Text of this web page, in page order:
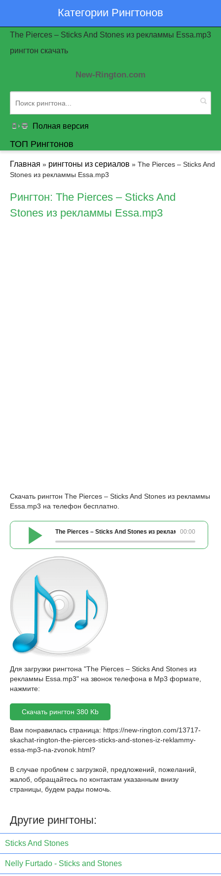
Категории Рингтонов
The Pierces – Sticks And Stones из рекламмы Essa.mp3
рингтон скачать
New-Rington.com
Полная версия
ТОП Рингтонов
Главная » рингтоны из сериалов » The Pierces – Sticks And
Stones из рекламмы Essa.mp3
Рингтон: The Pierces – Sticks And
Stones из рекламмы Essa.mp3
Скачать рингтон The Pierces – Sticks And Stones из рекламмы
Essa.mp3 на телефон бесплатно.
00:00
The Pierces – Sticks And Stones из рекламмы Essa.mp3
Для загрузки рингтона "The Pierces – Sticks And Stones из
рекламмы Essa.mp3" на звонок телефона в Mp3 формате,
нажмите:
Скачать рингтон 380 Kb
Вам понравилась страница: https://new-rington.com/13717-
skachat-rington-the-pierces-sticks-and-stones-iz-reklammy-
essa-mp3-na-zvonok.html?
В случае проблем с загрузкой, предложений, пожеланий,
жалоб, обращайтесь по контактам указанным внизу
страницы, будем рады помочь.
Другие рингтоны:
Sticks And Stones
Nelly Furtado - Sticks and Stones